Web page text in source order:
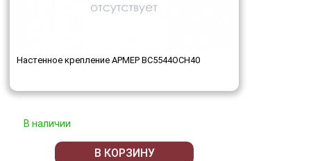
Настенное крепление АРМЕР ВС5544ОСН40
В наличии
В КОРЗИНУ